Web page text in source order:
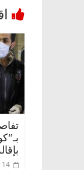
14 فبراير، 2020